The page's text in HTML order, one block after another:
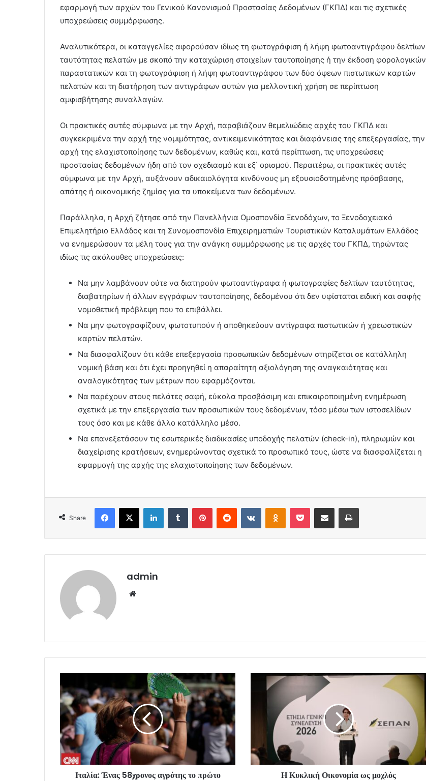
εφαρμογή των αρχών του Γενικού Κανονισμού Προστασίας Δεδομένων (ΓΚΠΔ) και τις σχετικές
υποχρεώσεις συμμόρφωσης.
Αναλυτικότερα, οι καταγγελίες αφορούσαν ιδίως τη φωτογράφιση ή λήψη φωτοαντιγράφου δελτίων
ταυτότητας πελατών με σκοπό την καταχώριση στοιχείων ταυτοποίησης ή την έκδοση φορολογικών
παραστατικών και τη φωτογράφιση ή λήψη φωτοαντιγράφου των δύο όψεων πιστωτικών καρτών
πελατών και τη διατήρηση των αντιγράφων αυτών για μελλοντική χρήση σε περίπτωση
αμφισβήτησης συναλλαγών.
Οι πρακτικές αυτές σύμφωνα με την Αρχή, παραβιάζουν θεμελιώδεις αρχές του ΓΚΠΔ και
συγκεκριμένα την αρχή της νομιμότητας, αντικειμενικότητας και διαφάνειας της επεξεργασίας, την
αρχή της ελαχιστοποίησης των δεδομένων, καθώς και, κατά περίπτωση, τις υποχρεώσεις
προστασίας δεδομένων ήδη από τον σχεδιασμό και εξ΄ ορισμού. Περαιτέρω, οι πρακτικές αυτές
σύμφωνα με την Αρχή, αυξάνουν αδικαιολόγητα κινδύνους μη εξουσιοδοτημένης πρόσβασης,
απάτης ή οικονομικής ζημίας για τα υποκείμενα των δεδομένων.
Παράλληλα, η Αρχή ζήτησε από την Πανελλήνια Ομοσπονδία Ξενοδόχων, το Ξενοδοχειακό
Επιμελητήριο Ελλάδος και τη Συνομοσπονδία Επιχειρηματιών Τουριστικών Καταλυμάτων Ελλάδος
να ενημερώσουν τα μέλη τους για την ανάγκη συμμόρφωσης με τις αρχές του ΓΚΠΔ, τηρώντας
ιδίως τις ακόλουθες υποχρεώσεις:
Να μην λαμβάνουν ούτε να διατηρούν φωτοαντίγραφα ή φωτογραφίες δελτίων ταυτότητας,
διαβατηρίων ή άλλων εγγράφων ταυτοποίησης, δεδομένου ότι δεν υφίσταται ειδική και σαφής
νομοθετική πρόβλεψη που το επιβάλλει.
Να μην φωτογραφίζουν, φωτοτυπούν ή αποθηκεύουν αντίγραφα πιστωτικών ή χρεωστικών
καρτών πελατών.
Να διασφαλίζουν ότι κάθε επεξεργασία προσωπικών δεδομένων στηρίζεται σε κατάλληλη
νομική βάση και ότι έχει προηγηθεί η απαραίτητη αξιολόγηση της αναγκαιότητας και
αναλογικότητας των μέτρων που εφαρμόζονται.
Να παρέχουν στους πελάτες σαφή, εύκολα προσβάσιμη και επικαιροποιημένη ενημέρωση
σχετικά με την επεξεργασία των προσωπικών τους δεδομένων, τόσο μέσω των ιστοσελίδων
τους όσο και με κάθε άλλο κατάλληλο μέσο.
Να επανεξετάσουν τις εσωτερικές διαδικασίες υποδοχής πελατών (check-in), πληρωμών και
διαχείρισης κρατήσεων, ενημερώνοντας σχετικά το προσωπικό τους, ώστε να διασφαλίζεται η
εφαρμογή της αρχής της ελαχιστοποίησης των δεδομένων.
Share
Facebook
X LinkedInTumblr PinterestReddit VKontakteOdnoklassniki
Pocket Share via Email Print
admin
Ιταλία: Ένας 58χρονος αγρότης το πρώτο
Η Κυκλική Οικονομία ως μοχλός